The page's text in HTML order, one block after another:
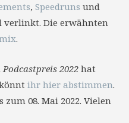
, Speedruns und
verlinkt. Die erwähnten
.
Podcastpreis 2022 hat
ihr hier abstimmen.
08. Mai 2022. Vielen